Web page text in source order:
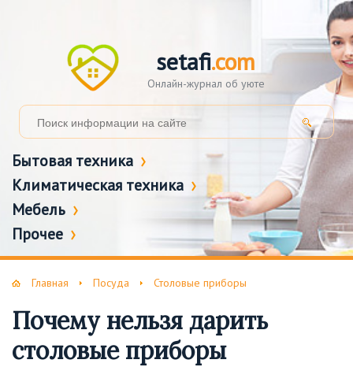
setafi.com
Онлайн-журнал об уюте
Бытовая техника
Климатическая техника
Мебель
Прочее
Главная Посуда Столовые приборы
Почему нельзя дарить
столовые приборы